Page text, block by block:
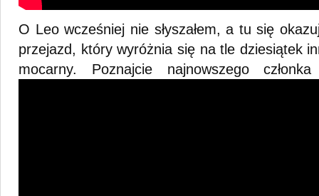
O Leo wcześniej nie słyszałem, a tu się
przejazd, który wyróżnia się na tle dziesiątek
mocarny. Poznajcie najnowszego